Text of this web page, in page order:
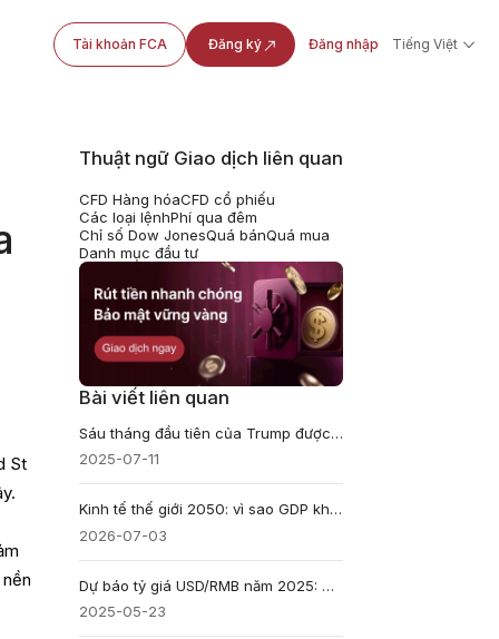
Tài khoản FCA Đăng ký Đăng nhập Tiếng Việt
St
Thuật ngữ Giao dịch liên quan
CFD Hàng hóaCFD cổ phiếu
Các loại lệnhPhí qua đêm
Chỉ số Dow JonesQuá bánQuá mua
Danh mục đầu tư
Bài viết liên quan
Sáu tháng đầu tiên của Trump được đánh dấu bằng các sắc lệnh hành pháp chưa từng có và tình thế khó khăn với Fed
2025-07-11
Kinh tế thế giới 2050: vì sao GDP không đủ quyết định
2026-07-03
Dự báo tỷ giá USD/RMB năm 2025: Đồng đô la có yếu đi không?
2025-05-23